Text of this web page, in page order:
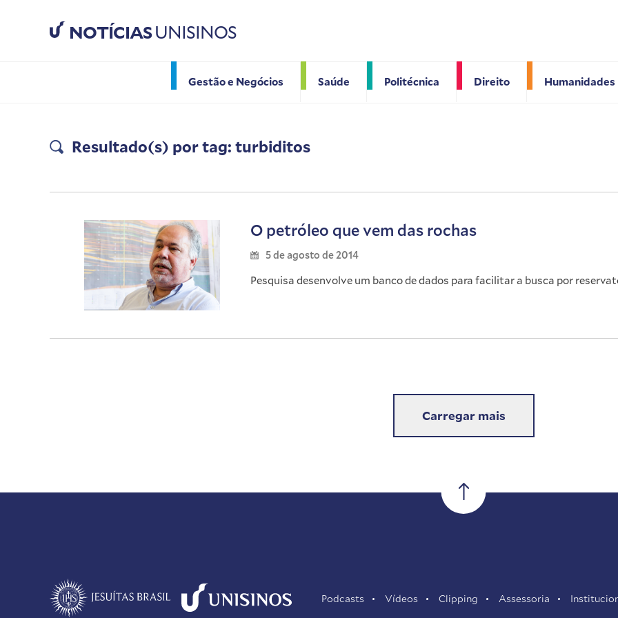
NOTÍCIASUNISINOS
Gestão e Negócios Saúde Politécnica Direito Humanidades
Resultado(s) por tag: turbiditos
O petróleo que vem das rochas
5 de agosto de 2014
Pesquisa desenvolve um banco de dados para facilitar a busca por
Carregar mais
Podcasts Vídeos Clipping Assessoria